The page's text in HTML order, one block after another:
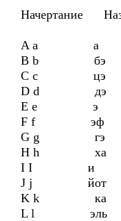
Начертание
A a
B b
C c цэ
D d
E e
F f
G g
H h ха
I I и
J j
K k
L l